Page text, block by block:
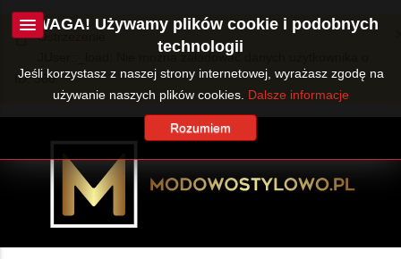
Ostrzeżenie
JUser::_load: Nie można załadować danych użytkownika o
ID: 360.
UWAGA! Używamy plików cookie i podobnych
technologii
Jeśli korzystasz z naszej strony internetowej, wyrażasz zgodę na
używanie naszych plików cookies. Dalsze informacje
Rozumiem